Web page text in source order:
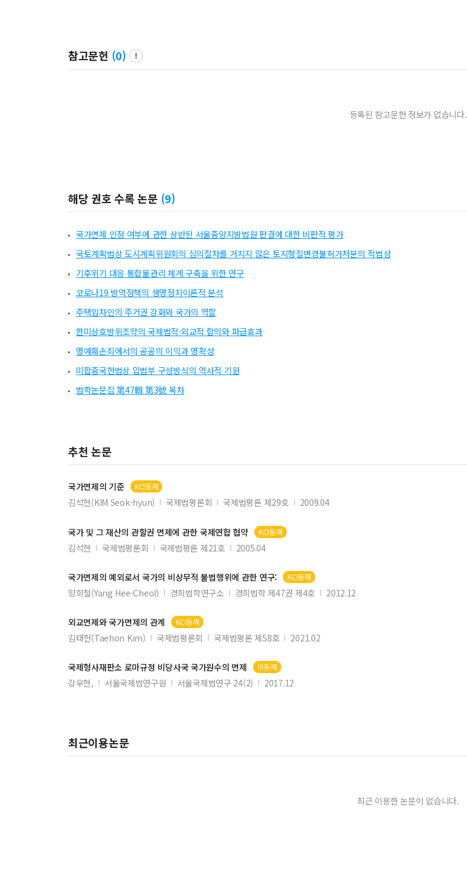
참고문헌 (0)
등록된 참고문헌 정보가 없습니다.
해당 권호 수록 논문 (9)
국가면제 인정 여부에 관한 상반된 서울중앙지방법원 판결에 대한 비판적 평가
국토계획법상 도시계획위원회의 심의절차를 거치지 않은 토지형질변경불허가처분의 적법성
기후위기 대응 통합물관리 체계 구축을 위한 연구
코로나19 방역정책의 생명정치이론적 분석
주택임차인의 주거권 강화와 국가의 역할
한미상호방위조약의 국제법적·외교적 함의와 파급효과
명예훼손죄에서의 공공의 이익과 명확성
미합중국헌법상 입법부 구성방식의 역사적 기원
법학논문집 第47輯 第3號 목차
추천 논문
국가면제의 기준 KCI등재
김석현(KIM Seok-hyun) 국제법평론회 국제법평론 제29호 2009.04
국가및 그 재산의 관할권 면제에 관한 국제연합 협약 KCI등재
김석현 국제법평론회 국제법평론 제21호 2005.04
국가면제의 예외로서 국가의 비상무적 불법행위에 관한 연구: KCI등재
양희철(Yang Hee-Cheol) 경희법학연구소 경희법학 제47권 제4호 2012.12
외교면제와국가면제의 관계 KCI등재
김태헌(Taehon Kim) 국제법평론회 국제법평론 제58호 2021.02
국제형사재판소 로마규정 비당사국국가원수의 면제 미등재
강우현, 서울국제법연구원 서울국제법연구 24(2) 2017.12
최근이용논문
최근 이용한 논문이 없습니다.